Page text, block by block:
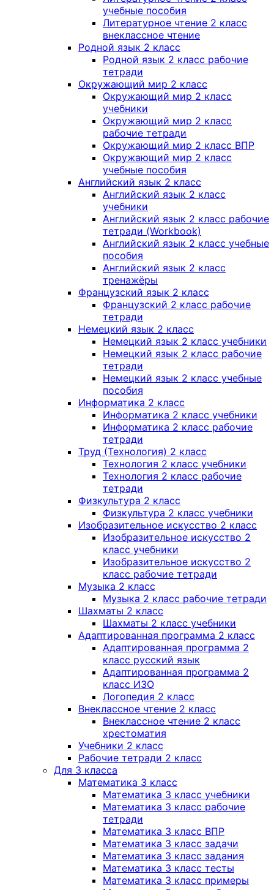
учебные пособия
Литературное чтение 2 класс
внеклассное чтение
Родной язык 2 класс
Родной язык 2 класс рабочие
тетради
Окружающий мир 2 класс
Окружающий мир 2 класс
учебники
Окружающий мир 2 класс
рабочие тетради
Окружающий мир 2 класс ВПР
Окружающий мир 2 класс
учебные пособия
Английский язык 2 класс
Английский язык 2 класс
учебники
Английский язык 2 класс рабочие
тетради (Workbook)
Английский язык 2 класс учебные
пособия
Английский язык 2 класс
тренажёры
Французский язык 2 класс
Французский 2 класс рабочие
тетради
Немецкий язык 2 класс
Немецкий язык 2 класс учебники
Немецкий язык 2 класс рабочие
тетради
Немецкий язык 2 класс учебные
пособия
Информатика 2 класс
Информатика 2 класс учебники
Информатика 2 класс рабочие
тетради
Труд (Технология) 2 класс
Технология 2 класс учебники
Технология 2 класс рабочие
тетради
Физкультура 2 класс
Физкультура 2 класс учебники
Изобразительное искусство 2 класс
Изобразительное искусство 2
класс учебники
Изобразительное искусство 2
класс рабочие тетради
Музыка 2 класс
Музыка 2 класс рабочие тетради
Шахматы 2 класс
Шахматы 2 класс учебники
Адаптированная программа 2 класс
Адаптированная программа 2
класс русский язык
Адаптированная программа 2
класс ИЗО
Логопедия 2 класс
Внеклассное чтение 2 класс
Внеклассное чтение 2 класс
хрестоматия
Учебники 2 класс
Рабочие тетради 2 класс
Для 3 класса
Математика 3 класс
Математика 3 класс учебники
Математика 3 класс рабочие
тетради
Математика 3 класс ВПР
Математика 3 класс задачи
Математика 3 класс задания
Математика 3 класс тесты
Математика 3 класс примеры